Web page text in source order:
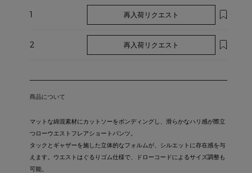
1 再入荷リクエスト
2 再入荷リクエスト
商品について
マットな綿混素材にカットソーをボンディングし、滑らかなハリ感が際立
つローウエストフレアショートパンツ。
タックとギャザーを施した立体的なフォルムが、シルエットに存在感を与
えます。ウエストはぐるりゴム仕様で、ドローコードによるサイズ調整も
可能。